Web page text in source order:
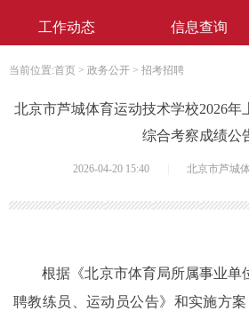
工作动态 信息查询
当前位置:首页 > 政务公开 > 招考招聘
北京市芦城体育运动技术学校2026年
综合考察成绩公
2026-04-20 15:40 北京市芦城
根据《北京市体育局所属事业单
聘教练员、运动员公告》和实施方案